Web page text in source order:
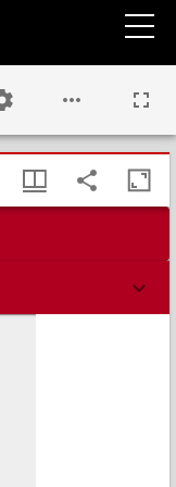
tijden tot op heden